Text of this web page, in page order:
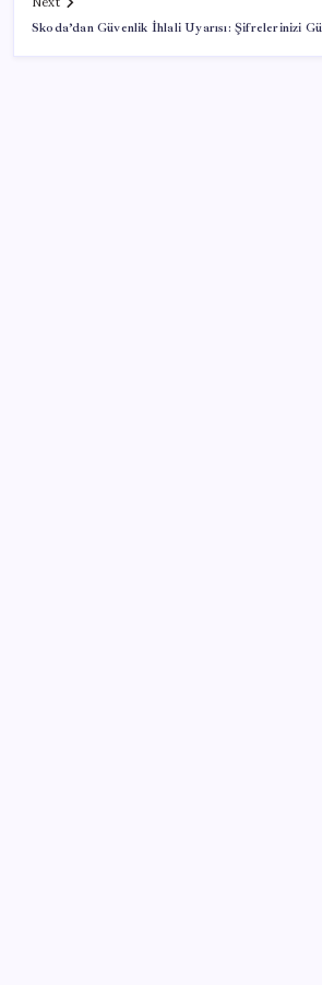
Skoda’dan Güvenlik İhlali Uyarısı: Şifrelerinizi